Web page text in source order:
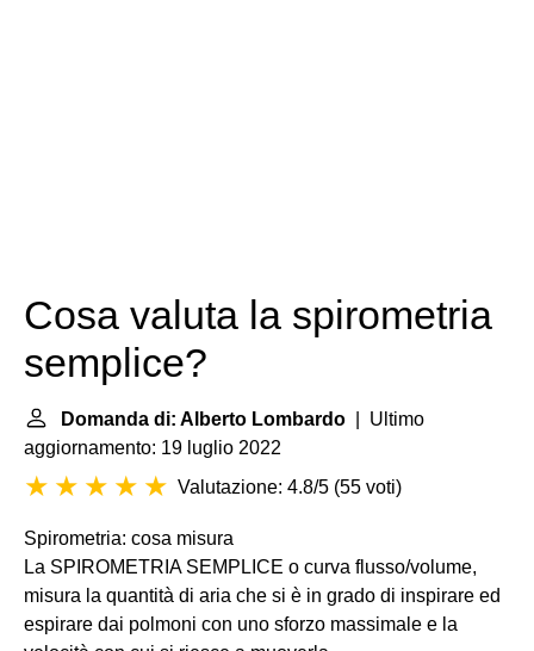
Cosa valuta la spirometria
semplice?
Domanda di: Alberto Lombardo | Ultimo
aggiornamento: 19 luglio 2022
Valutazione: 4.8/5 (55 voti)
Spirometria: cosa misura
La SPIROMETRIA SEMPLICE o curva flusso/volume,
misura la quantità di aria che si è in grado di inspirare ed
espirare dai polmoni con uno sforzo massimale e la